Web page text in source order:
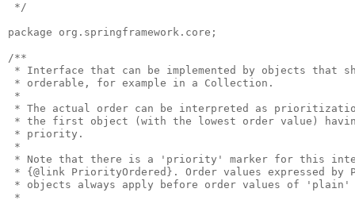
*/
package org.springframework.core;
/**
* Interface that can be implemented by objects that
* orderable, for example in a Collection.
*
* The actual order can be interpreted as
* the first object (with the lowest order value)
* priority.
*
* Note that there is a 'priority' marker for this
* {@link PriorityOrdered}. Order values expressed by
* objects always apply before order values of 'plain'
*